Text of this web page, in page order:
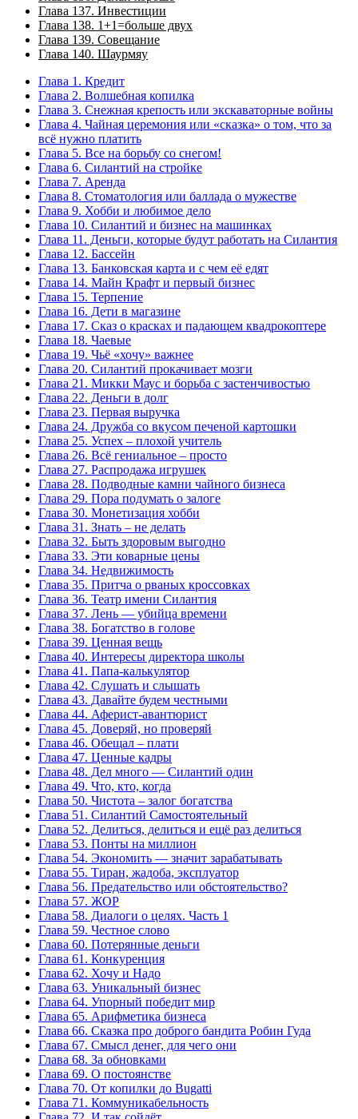
Глава 137. Инвестиции
Глава 138. 1+1=больше двух
Глава 139. Совещание
Глава 140. Шаурмяу
Глава 1. Кредит
Глава 2. Волшебная копилка
Глава 3. Снежная крепость или экскаваторные войны
Глава 4. Чайная церемония или «сказка» о том, что за
всё нужно платить
Глава 5. Все на борьбу со снегом!
Глава 6. Силантий на стройке
Глава 7. Аренда
Глава 8. Стоматология или баллада о мужестве
Глава 9. Хобби и любимое дело
Глава 10. Силантий и бизнес на машинках
Глава 11. Деньги, которые будут работать на Силантия
Глава 12. Бассейн
Глава 13. Банковская карта и с чем её едят
Глава 14. Майн Крафт и первый бизнес
Глава 15. Терпение
Глава 16. Дети в магазине
Глава 17. Сказ о красках и падающем квадрокоптере
Глава 18. Чаевые
Глава 19. Чьё «хочу» важнее
Глава 20. Силантий прокачивает мозги
Глава 21. Микки Маус и борьба с застенчивостью
Глава 22. Деньги в долг
Глава 23. Первая выручка
Глава 24. Дружба со вкусом печеной картошки
Глава 25. Успех – плохой учитель
Глава 26. Всё гениальное – просто
Глава 27. Распродажа игрушек
Глава 28. Подводные камни чайного бизнеса
Глава 29. Пора подумать о залоге
Глава 30. Монетизация хобби
Глава 31. Знать – не делать
Глава 32. Быть здоровым выгодно
Глава 33. Эти коварные цены
Глава 34. Недвижимость
Глава 35. Притча о рваных кроссовках
Глава 36. Театр имени Силантия
Глава 37. Лень — убийца времени
Глава 38. Богатство в голове
Глава 39. Ценная вещь
Глава 40. Интересы директора школы
Глава 41. Папа-калькулятор
Глава 42. Слушать и слышать
Глава 43. Давайте будем честными
Глава 44. Аферист-авантюрист
Глава 45. Доверяй, но проверяй
Глава 46. Обещал – плати
Глава 47. Ценные кадры
Глава 48. Дел много — Силантий один
Глава 49. Что, кто, когда
Глава 50. Чистота – залог богатства
Глава 51. Силантий Самостоятельный
Глава 52. Делиться, делиться и ещё раз делиться
Глава 53. Понты на миллион
Глава 54. Экономить — значит зарабатывать
Глава 55. Тиран, жадоба, эксплуатор
Глава 56. Предательство или обстоятельство?
Глава 57. ЖОР
Глава 58. Диалоги о целях. Часть 1
Глава 59. Честное слово
Глава 60. Потерянные деньги
Глава 61. Конкуренция
Глава 62. Хочу и Надо
Глава 63. Уникальный бизнес
Глава 64. Упорный победит мир
Глава 65. Арифметика бизнеса
Глава 66. Сказка про доброго бандита Робин Гуда
Глава 67. Смысл денег, для чего они
Глава 68. За обновками
Глава 69. О постоянстве
Глава 70. От копилки до Bugatti
Глава 71. Коммуникабельность